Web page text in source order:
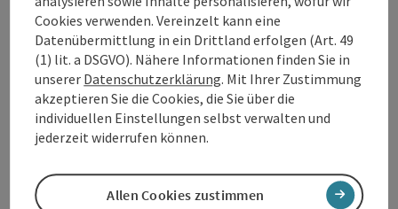
besten dieser Melodien wird in unserem Konzert mit
Arrangements für das groß besetzte Bruckner
Orchester Linz interpretiert.
Kontakt
Cookies verwenden. Vereinzelt kann eine
Datenübermittlung in ein Drittland erfolgen (Art. 49
(1) lit. a DSGVO). Nähere Informationen finden Sie in
unserer Datenschutzerklärung. Mit Ihrer Zustimmung
akzeptieren Sie die Cookies, die Sie über die
individuellen Einstellungen selbst verwalten und
jederzeit widerrufen können.
Allen Cookies zustimmen